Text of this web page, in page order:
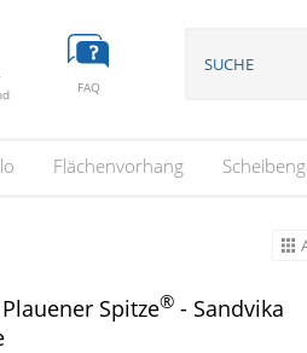
FAQ
Flächenvorhang
Spitze®- Sandvika